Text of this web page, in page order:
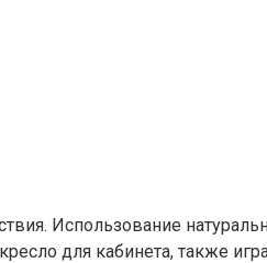
Использование
для кабинета, также